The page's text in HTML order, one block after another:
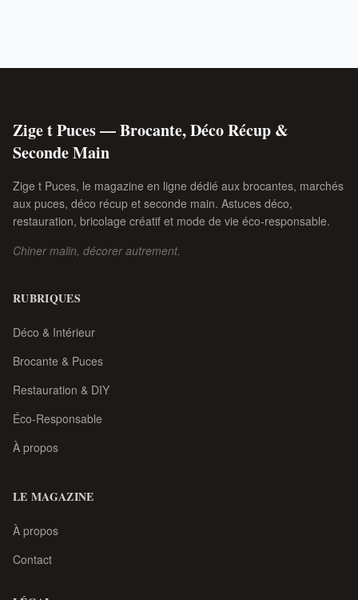
Zige t Puces — Brocante, Déco Récup &
Seconde Main
Zige t Puces, le magazine en ligne dédié aux brocantes, marchés
aux puces, déco récup et seconde main. Astuces déco,
restauration, bricolage créatif et mode de vie éco-responsable.
Chiner malin, décorer autrement.
RUBRIQUES
Déco & Intérieur
Brocante & Puces
Restauration & DIY
Éco-Responsable
À propos
LE MAGAZINE
À propos
Contact